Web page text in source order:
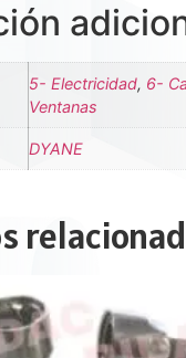
5- Electricidad, 6-
Ventanas
DYANE